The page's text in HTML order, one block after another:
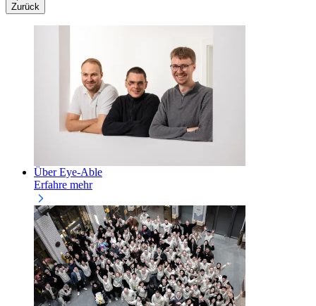
Zurück
Über Eye-Able
Erfahre mehr